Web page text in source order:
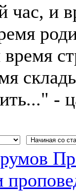
час, и
время
-